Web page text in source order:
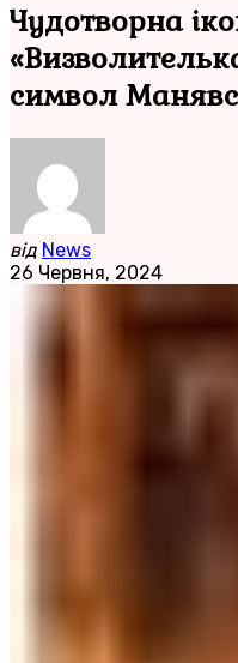
Чудотворна
символ
від News
26 Червня, 2024